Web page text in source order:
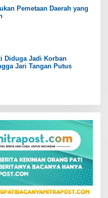
Pemetaan Daerah yang
Diduga Jadi Korban
Jari Tangan Putus